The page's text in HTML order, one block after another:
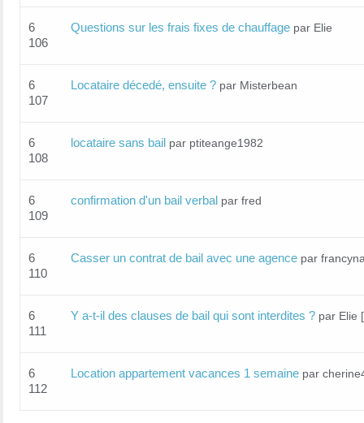
6
106
Questions sur les frais fixes de chauffage par Elie
6
107
Locataire décedé, ensuite ? par Misterbean
6
108
locataire sans bail par ptiteange1982
6
109
confirmation d'un bail verbal par fred
6
110
Casser un contrat de bail avec une agence par
6
111
Y a-t-il des clauses de bail qui sont interdites ? par Elie
6
112
Location appartement vacances 1 semaine par